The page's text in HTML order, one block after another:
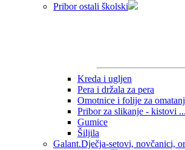
Pribor ostali školski
Kreda i ugljen
Pera i držala za pera
Omotnice i folije za
Pribor za slikanje - kistovi ...
Gumice
Šiljila
Galant.Dječja-setovi, novčanici,